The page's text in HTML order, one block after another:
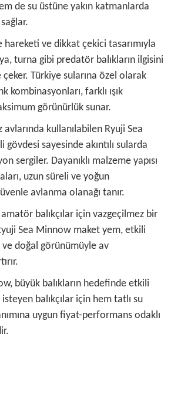
de su üstüne yakın katmanlarda
hareketi ve dikkat çekici tasarımıyla
turna gibi predatör balıkların ilgisini
Türkiye sularına özel olarak
kombinasyonları, farklı ışık
görünürlük sunar.
avlarında kullanılabilen Ryuji Sea
gövdesi sayesinde akıntılı sularda
sergiler. Dayanıklı malzeme yapısı
uzun süreli ve yoğun
avlanma olanağı tanır.
balıkçılar için vazgeçilmez bir
Sea Minnow maket yem, etkili
doğal görünümüyle av
büyük balıkların hedefinde etkili
balıkçılar için hem tatlı su
uygun fiyat-performans odaklı